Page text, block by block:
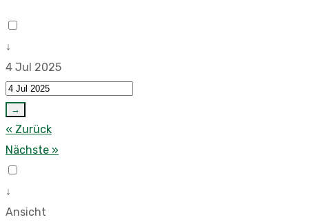
↓
4 Jul 2025
→
« Zurück
Nächste »
↓
Ansicht